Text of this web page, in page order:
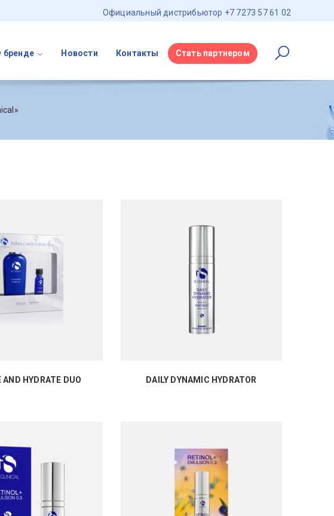
Официальный дистрибьютор +7 7273 57 61 02
бренде Новости Контакты Стать партнером
AND HYDRATE DUO DAILY DYNAMIC HYDRATOR